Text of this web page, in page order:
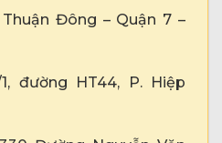
Đông – Quận 7 –
đường HT44, P. Hiệp